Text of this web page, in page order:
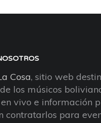
Cosa, sitio web
los músicos
vivo e información
contratarlos para